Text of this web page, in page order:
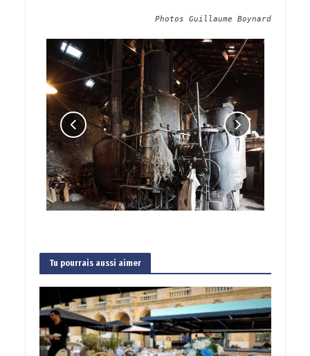
Photos Guillaume Boynard
Tu pourrais aussi aimer